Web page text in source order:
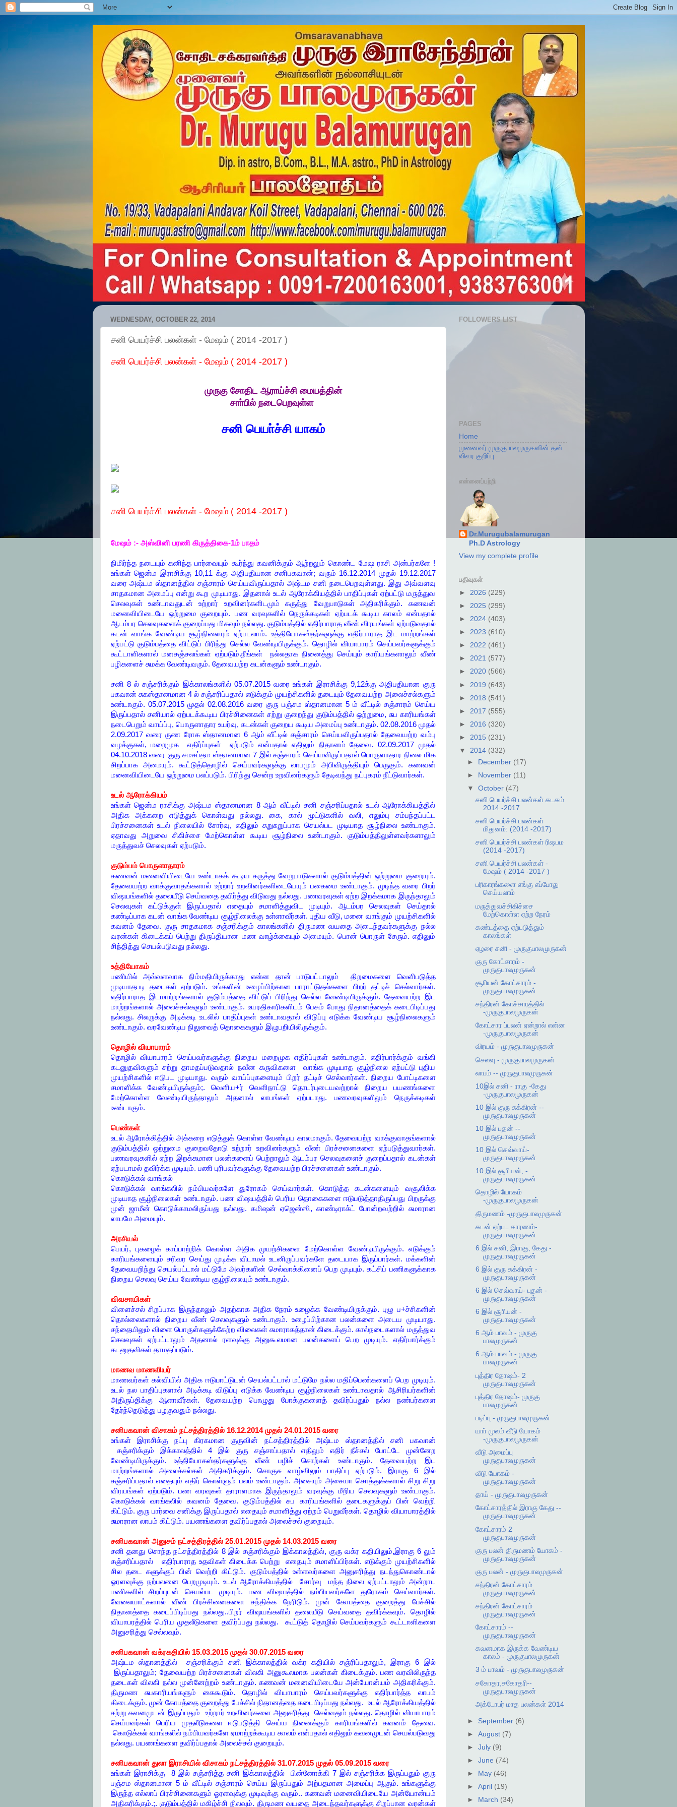
WEDNESDAY, OCTOBER 22, 2014
சனி பெயர்ச்சி பலன்கள் - மேஷம் ( 2014 -2017 )
சனி பெயர்ச்சி பலன்கள் - மேஷம் ( 2014 -2017 )
முருகு சோதிட ஆராய்ச்சி மையத்தின்
சாா்பில் நடைபெறவுள்ள
சனி பெயா்ச்சி யாகம்
சனி பெயர்ச்சி பலன்கள் - மேஷம் ( 2014 -2017 )
மேஷம் :- அஸ்வினி பரணி கிருத்திகை-1ம் பாதம்
நிமிர்ந்த நடையும் கனிந்த பார்வையும் கூர்ந்து கவனிக்கும் ஆற்றலும் கொண்ட மேஷ ராசி அன்பர்களே !
உங்கள் ஜென்ம இராசிக்கு 10,11 க்கு அதிபதியான சனிபகவான்; வரும் 16.12.2014 முதல் 19.12.2017
வரை அஷ்டம ஸ்தானத்தில சஞ்சாரம் செய்யவிருப்பதால் அஷ்டம சனி நடைபெறவுள்ளது. இது அவ்வளவு
சாதகமான அமைப்பு என்று கூற முடியாது. இதனால் உடல் ஆரோக்கியத்தில் பாதிப்புகள் ஏற்பட்டு மருத்துவ
செலவுகள் உண்டாவதுடன் உற்றார் உறவினர்களிடமும் கருத்து வேறுபாடுகள் அதிகரிக்கும். கணவன்
மனைவியிடையே ஒற்றுமை குறையும். பண வரவுகளில் நெருக்கடிகள் ஏற்படக் கூடிய காலம் என்பதால்
ஆடம்பர செலவுகளைக் குறைப்பது மிகவும் நல்லது. குடும்பத்தில் எதிர்பாராத வீண் விரயங்கள் ஏற்படுவதால்
கடன் வாங்க வேண்டிய சூழ்நிலையும் ஏற்படலாம். உத்தியோகஸ்தர்களுக்கு எதிர்பாராத இட மாற்றங்கள்
ஏற்பட்டு குடும்பத்தை விட்டுப் பிரிந்து செல்ல வேண்டியிருக்கும். தொழில் வியாபாரம் செய்பவர்களுக்கும்
கூட்டாளிகளால் மனசஞ்சலங்கள் ஏற்படும்.நீங்கள் நல்லதாக நினைத்து செய்யும் காரியங்களாலும் வீண்
பழிகளைச் சுமக்க வேண்டிவரும். தேவையற்ற கடன்களும் உண்டாகும்.
சனி 8 ல் சஞ்சரிக்கும் இக்காலங்களில் 05.07.2015 வரை உங்கள் இராசிக்கு 9,12க்கு அதிபதியான குரு
பகவான் சுகஸ்தானமான 4 ல் சஞ்சரிப்பதால் எடுக்கும் முயற்சிகளில் தடையும் தேவையற்ற அலைச்சல்களும்
உண்டாகும். 05.07.2015 முதல் 02.08.2016 வரை குரு பஞ்சம ஸ்தானமான 5 ம் வீட்டில் சஞ்சாரம் செய்ய
இருப்பதால் சனியால் ஏற்படக்கூடிய பிரச்சினைகள் சற்று குறைந்து குடும்பத்தில் ஒற்றுமை, சுப காரியங்கள்
நடைபெறும் வாய்ப்பு, பொருளாதார உயர்வு, கடன்கள் குறைய கூடிய அமைப்பு உண்டாகும். 02.08.2016 முதல்
2.09.2017 வரை ருண ரோக ஸ்தானமான 6 ஆம் வீட்டில் சஞ்சாரம் செய்யவிருப்பதால் தேவையற்ற வம்பு
வழக்குகள், மறைமுக எதிர்ப்புகள் ஏற்படும் என்பதால் எதிலும் நிதானம் தேவை. 02.09.2017 முதல்
04.10.2018 வரை குரு சமசப்தம ஸ்தானமான 7 இல் சஞ்சாரம் செய்யவிருப்பதால் பொருளாதார நிலை மிக
சிறப்பாக அமையும். கூட்டுத்தொழில் செய்பவர்களுக்கு லாபமும் அபிவிருத்தியும் பெருகும். கணவன்
மனைவியிடையே ஒற்றுமை பலப்படும். பிரிந்து சென்ற உறவினர்களும் தேடிவந்து நட்புகரம் நீட்டுவார்கள்.
உடல் ஆரோக்கியம்
உங்கள் ஜென்ம ராசிக்கு அஷ்டம ஸ்தானமான 8 ஆம் வீட்டில் சனி சஞ்சரிப்பதால் உடல் ஆரோக்கியத்தில்
அதிக அக்கறை எடுத்துக் கொள்வது நல்லது. கை, கால் மூட்டுகளில் வலி, எலும்பு சம்பந்தப்பட்ட
பிரச்சனைகள் உடல் நிலையில் சோர்வு, எதிலும் சுறுசுறுப்பாக செயல்பட முடியாத சூழ்நிலை உண்டாகும்.
ஏதாவது அறுவை சிகிச்சை மேற்கொள்ள கூடிய சூழ்நிலை உண்டாகும். குடும்பத்திலுள்ளவர்களாலும்
மருத்துவச் செலவுகள் ஏற்படும்.
குடும்பம் பொருளாதாரம்
கணவன் மனைவியிடையே உண்டாகக் கூடிய கருத்து வேறுபாடுகளால் குடும்பத்தின் ஒற்றுமை குறையும்.
தேவையற்ற வாக்குவாதங்களால் உற்றார் உறவினர்களிடையேயும் பகைமை உண்டாகும். முடிந்த வரை பிறர்
விஷயங்களில் தலையீடு செய்வதை தவிர்த்து விடுவது நல்லது. பணவரவுகள் ஏற்ற இறக்கமாக இருந்தாலும்
செலவுகள் கட்டுக்குள் இருப்பதால் எதையும் சமாளித்துவிட முடியும். ஆடம்பர செலவுகள் செய்தால்
கண்டிப்பாக கடன் வாங்க வேண்டிய சூழ்நிலைக்கு உள்ளாவீர்கள். புதிய வீடு, மனை வாங்கும் முயற்சிகளில்
கவனம் தேவை. குரு சாதகமாக சஞ்சரிக்கும் காலங்களில் திருமண வயதை அடைந்தவர்களுக்கு நல்ல
வரன்கள் கிடைக்கப் பெற்று திருப்தியான மண வாழ்க்கையும் அமையும். பொன் பொருள் சேரும். எதிலும்
சிந்தித்து செயல்படுவது நல்லது.
உத்தியோகம்
பணியில் அவ்வளவாக நிம்மதியிருக்காது என்ன தான் பாடுபட்டாலும் திறமைகளை வெளிபடுத்த
முடியாதபடி தடைகள் ஏற்படும். உங்களின் உழைப்பிற்கான பாராட்டுதல்களை பிறர் தட்டிச் செல்வார்கள்.
எதிர்பாராத இடமாற்றங்களால் குடும்பத்தை விட்டுப் பிரிந்து செல்ல வேண்டியிருக்கும். தேவையற்ற இட
மாற்றங்களால் அலைச்சல்களும் உண்டாகும். உயரதிகாரிகளிடம் பேசும் போது நிதானத்தைக் கடைபிடிப்பது
நல்லது. சிலருக்கு அடிக்கடி உடலில் பாதிப்புகள் உண்டாவதால் விடுப்பு எடுக்க வேண்டிய சூழ்நிலைகளும்
உண்டாகும். வரவேண்டிய நிலுவைத் தொகைகளும் இழுபறியிலிருக்கும்.
தொழில் வியாபாரம்
தொழில் வியாபாரம் செய்பவர்களுக்கு நிறைய மறைமுக எதிர்ப்புகள் உண்டாகும். எதிர்பார்க்கும் வங்கி
கடனுதவிகளும் சற்று தாமதப்படுவதால் நவீன கருவிகளை வாங்க முடியாத சூழ்நிலை ஏற்பட்டு புதிய
முயற்சிகளில் ஈடுபட முடியாது. வரும் வாய்ப்புகளையும் பிறர் தட்டிச் செல்வார்கள். நிறைய போட்டிகளை
சமாளிக்க வேண்டியிருக்கும்;. வெளிய+ர் வெளிநாட்டு தொடர்புடையவற்றால் நிறைய பயணங்களை
மேற்கொள்ள வேண்டியிருந்தாலும் அதனால் லாபங்கள் ஏற்படாது. பணவரவுகளிலும் நெருக்கடிகள்
உண்டாகும்.
பெண்கள்
உடல் ஆரோக்கித்தில் அக்கறை எடுத்துக் கொள்ள வேண்டிய காலமாகும். தேவையற்ற வாக்குவாதங்களால்
குடும்பத்தில் ஒற்றுமை குறைவதோடு உற்றார் உறவினர்களும் வீண் பிரச்சனைகளை ஏற்படுத்துவார்கள்.
பணவரவுகளில் ஏற்ற இறக்கமான பலன்களைப் பெற்றாலும் ஆடம்பர செலவுகளைச் குறைப்பதால் கடன்கள்
ஏற்படாமல் தவிர்க்க முடியும். பணி புரிபவர்களுக்கு தேவையற்ற பிரச்சனைகள் உண்டாகும்.
கொடுக்கல் வாங்கல்
கொடுக்கல் வாங்கலில் நம்பியவர்களே துரோகம் செய்வார்கள். கொடுத்த கடன்களையும் வசூலிக்க
முடியாத சூழ்நிலைகள் உண்டாகும். பண விஷயத்தில் பெரிய தொகைகளை ஈடுபடுத்தாதிருப்பது பிறருக்கு
முன் ஜாமீன் கொடுக்காமலிருப்பது நல்லது. கமிஷன் ஏஜென்ஸி, காண்டிராக்ட் போன்றவற்றில் சுமாரான
லாபமே அமையும்.
அரசியல்
பெயர், புகழைக் காப்பாற்றிக் கொள்ள அதிக முயற்சிகளை மேற்கொள்ள வேண்டியிருக்கும். எடுக்கும்
காரியங்களையும் சரிவர செய்து முடிக்க விடாமல் உடனிருப்பவர்களே தடையாக இருப்பார்கள். மக்களின்
தேவையறிந்து செயல்பட்டால் மட்டுமே அவர்களின் செல்வாக்கினைப் பெற முடியும். கட்சிப் பணிகளுக்காக
நிறைய செலவு செய்ய வேண்டிய சூழ்நிலையும் உண்டாகும்.
விவசாயிகள்
விளைச்சல் சிறப்பாக இருந்தாலும் அதற்காக அதிக நேரம் உழைக்க வேண்டியிருக்கும். புழு ப+ச்சிகளின்
தொல்லைகளால் நிறைய வீண் செலவுகளும் உண்டாகும். உழைப்பிற்கான பலன்களை அடைய முடியாது.
சந்தையிலும் விளை பொருள்களுக்கேற்ற விலைகள் சுமாராகத்தான் கிடைக்கும். கால்நடைகளால் மருத்துவ
செலவுகள் ஏற்பட்டாலும் அதனால் ரளவுக்கு அனுகூலமான பலன்களைப் பெற முடியும். எதிர்பார்க்கும்
கடனுதவிகள் தாமதப்படும்.
மாணவ மாணவியர்
மாணவர்கள் கல்வியில் அதிக ஈடுபாட்டுடன் செயல்பட்டால் மட்டுமே நல்ல மதிப்பெண்களைப் பெற முடியும்.
உடல் நல பாதிப்புகளால் அடிக்கடி விடுப்பு எடுக்க வேண்டிய சூழ்நிலைகள் உண்டாவதால் ஆசிரியர்களின்
அதிருப்திக்கு ஆளாவீர்கள். தேவையற்ற பொழுது போக்குகளைத் தவிர்ப்பதும் நல்ல நண்பர்களை
தேர்ந்தெடுத்து பழகுவதும் நல்லது.
சனிபகவான் விசாகம் நட்சத்திரத்தில் 16.12.2014 முதல் 24.01.2015 வரை
உங்கள் இராசிக்கு நட்பு கிரகமான குருவின் நட்சத்திரத்தில் அஷ்டம ஸ்தானத்தில் சனி பகவான்
சஞ்சரிக்கும் இக்காலத்தில் 4 இல் குரு சஞ்சாப்பதால் எதிலும் எதிர் நீச்சல் போட்டே முன்னேற
வேண்டியிருக்கும். உத்தியோகஸ்தர்களுக்கு வீண் பழிச் சொற்கள் உண்டாகும். தேவையற்ற இட
மாற்றங்களால் அலைச்சல்கள் அதிகரிக்கும். சொகுசு வாழ்விலும் பாதிப்பு ஏற்படும். இராகு 6 இல்
சஞ்சரிப்பதால் எதையும் எதிர் கொள்ளும் பலம் உண்டாகும். அசையும் அசையா சொத்துக்களால் சிறு சிறு
விரயங்கள் ஏற்படும். பண வரவுகள் தாராளமாக இருந்தாலும் வரவுக்கு மீறிய செலவுகளும் உண்டாகும்.
கொடுக்கல் வாங்கலில் கவனம் தேவை. குடும்பத்தில் சுப காரியங்களில் தடைகளுக்குப் பின் வெற்றி
கிட்டும். குரு பார்வை சனிக்கு இருப்பதால் எதையும் சமாளித்து ஏற்றம் பெறுவீர்கள். தொழில் வியாபாரத்தில்
சுமாரான லாபம் கிட்டும். பயணங்களை தவிர்ப்பதால் அலைச்சல் குறையும்.
சனிபகவான் அனுசம் நட்சத்திரத்தில் 25.01.2015 முதல் 14.03.2015 வரை
சனி தனது சொந்த நட்சத்திரத்தில் 8 இல் சஞ்சரிக்கும் இக்காலத்தில், குரு வக்ர கதியிலும்,இராகு 6 லும்
சஞ்சரிப்பதால் எதிர்பாராத உதவிகள் கிடைக்க பெற்று எதையும் சமாளிப்பிர்கள். எடுக்கும் முயற்சிகளில்
சில தடை களுக்குப் பின் வெற்றி கிட்டும். குடும்பத்தில் உள்ளவர்களை அனுசரித்து நடந்துகொண்டால்
ஓரளவுக்கு நற்பலனை பெறமுடியும். உடல் ஆரோக்கியத்தில் சோர்வு மந்த நிலை ஏற்பட்டாலும் அன்றாட
பணிகளில் சிறப்புடன் செயல்பட முடியும். பண விஷயத்தில் நம்பியவர்களே துரோகம் செய்வார்கள்.
வேலையாட்களால் வீண் பிரச்சினைகளை சந்திக்க நேரிடும். முன் கோபத்தை குறைத்து பேச்சில்
நிதானத்தை கடைப்பிடிப்பது நல்லது..பிறர் விஷயங்களில் தலையீடு செய்வதை தவிர்க்கவும். தொழில்
வியாபரத்தில் பெரிய முதலீடுகளை தவிர்ப்பது நல்லது. கூட்டுத் தொழில் செய்பவர்களும் கூட்டாளிகளை
அனுசரித்து செல்லவும்.
சனிபகவான் வக்ரகதியில் 15.03.2015 முதல் 30.07.2015 வரை
அஷ்டம ஸ்தானத்தில் சஞ்சரிக்கும் சனி இக்காலத்தில் வக்ர கதியில் சஞ்ரிப்பதாலும், இராகு 6 இல்
இருப்பதாலும்; தேவையற்ற பிரச்சனைகள் விலகி அனுகூலமாக பலன்கள் கிடைக்கும். பண வரவிலிருந்த
தடைகள் விலகி நல்ல முன்னேற்றம் உண்டாகும். கணவன் மனைவியிடையே அன்யோன்யம் அதிகரிக்கும்.
திருமண சுபகாரியங்களும் கைகூடும். தொழில் வியாபாரம் செய்பவர்களுக்கு எதிர்பார்த்த லாபம்
கிடைக்கும். முன் கோபத்தை குறைத்து பேச்சில் நிதானத்தை கடைபிடிப்பது நல்லது. உடல் ஆரோக்கியத்தில்
சற்று கவனமுடன் இருப்பதும் உற்றார் உறவினர்களை அனுசரித்து செல்வதும் நல்லது. தொழில் வியாபாரம்
செய்பவர்கள் பெரிய முதலீடுகளை ஈடுபடுத்தி செய்ய நினைக்கும் காரியங்களில் கவனம் தேவை.
கொடுக்கல் வாங்கலில் நம்பியவர்களே ஏமாற்றக்கூடிய காலம் என்பதால் எதிலும் கவனமுடன் செயல்படுவது
நல்லது. பயணங்களை தவிர்ப்பதால் அலைச்சல் குறையும்.
சனிபகவான் துலா இராசியில் விசாகம் நட்சத்திரத்தில் 31.07.2015 முதல் 05.09.2015 வரை
உங்கள் இராசிக்கு 8 இல் சஞ்சரித்த சனி இக்காலத்தில் பின்னோக்கி 7 இல் சஞ்சரிக்க இருப்பதும் குரு
பஞ்சம ஸ்தானமான 5 ம் வீட்டில் சஞ்சாரம் செய்ய இருப்பதும் அற்பதமான அமைப்பு ஆகும். உங்களுக்கு
இருந்த எல்லாப் பிரச்சினைகளும் ஓரளவுக்கு முடிவுக்கு வரும்.. கணவன் மனைவியிடையே அன்யோன்யம்
அதிகரிக்கும்.;. குடும்பத்தில் மகிழ்ச்சி நிலவும். திருமண வயதை அடைந்தவர்களுக்கு சிறப்பான வரன்கள்
FOLLOWERS LIST
PAGES
Home
முனைவர் முருகுபாலமுருகனின் தன்
விவர குறிப்பு
என்னைப்பற்றி
Dr.Murugubalamurugan
Ph.D Astrology
View my complete profile
பதிவுகள்
► 2026 (229)
► 2025 (299)
► 2024 (403)
► 2023 (610)
► 2022 (461)
► 2021 (577)
► 2020 (566)
► 2019 (643)
► 2018 (541)
► 2017 (555)
► 2016 (320)
► 2015 (231)
▼ 2014 (332)
►
December (17)
►
November (11)
▼ October (47)
சனி பெயர்ச்சி பலன்கள் கடகம்
2014 -2017
சனி பெயர்ச்சி பலன்கள்
மிதுனம்: (2014 -2017)
சனி பெயர்ச்சி பலன்கள் ரிஷபம
(2014 -2017)
சனி பெயர்ச்சி பலன்கள் -
மேஷம் ( 2014 -2017 )
பரிகாரங்களை எங்கு எப்போது
செய்யலாம்
மருத்துவச்சிகிச்சை
மேற்கொள்ள ஏற்ற நேரம்
கண்டத்தை ஏற்படுத்தும்
காலங்கள்
ஏழரை சனி - முருகுபாலமுருகன்
குரு கோட்சாரம் -
முருகுபாலமுருகன்
சூாியன் கோட்சாரம் -
முருகுபாலமுருகன்
சந்திரன் கோச்சாரத்தில்
-முருகுபாலமுருகன்
கோட்சார ப்பலன் ஏன்றால் என்ன
-முருகுபாலமுருகன்
விரயம் - முருகுபாலமுருகன்
செலவு - முருகுபாலமுருகன்
லாபம் -- முருகுபாலமுருகன்
10இல் சனி - ராகு -கேது
-முருகுபாலமுருகன்
10 இல் குரு சுக்கிரன் --
முருகுபாலமுருகன்
10 இல் புதன் --
முருகுபாலமுருகன்
10 இல் செவ்வாய்-
முருகுபாலமுருகன்
10 இல் சூாியன், -
முருகுபாலமுருகன்
தொழில் யோகம்
-முருகுபாலமுருகன்
திருமணம் -முருகுபாலமுருகன்
கடன் ஏற்பட காரணம்-
முருகுபாலமுருகன்
6 இல் சனி, இராகு, கேது -
முருகுபாலமுருகன்
6 இல் குரு சுக்கிரன் -
முருகுபாலமுருகன்
6 இல் செவ்வாய்- புதன் -
முருகுபாலமுருகன்
6 இல் சூாியன் -
முருகுபாலமுருகன்
6 ஆம் பாவம் - முருகு
பாலமுருகன்
6 ஆம் பாவம் - முருகு
பாலமுருகன்
புத்திர தோஷம்- 2
முருகுபாலமுருகன்
புத்திர தோஷம்- முருகு
பாலமுருகன்
படிப்பு - முருகுபாலமுருகன்
யாா் முலம் வீடு யோகம்
-முருகுபாலமுருகன்
வீடு அமைப்பு
முருகுபாலமுருகன்
வீடு யோகம் -
முருகுபாலமுருகன்
தாய் - முருகுபாலமுருகன்
கோட்சாரத்தில் இராகு கேது --
முருகுபாலமுருகன்
கோட்சாரம் 2
முருகுபாலமுருகன்
குரு பலன் திருமணம் யோகம் -
முருகுபாலமுருகன்
குரு பலன் - முருகுபாலமுருகன்
சந்திரன் கோட்சாரம்
முருகுபாலமுருகன்
சந்திரன் கோட்சாரம்
முருகுபாலமுருகன்
கோட்சாரம் --
முருகுபாலமுருகன்
கவனமாக இருக்க வேண்டிய
காலம் - முருகுபாலமுருகன்
3 ம் பாவம் - முருகுபாலமுருகன்
சகோதர,சகோதரி--
முருகுபாலமுருகன்
அக்டோபர் மாத பலன்கள் 2014
► September (6)
► August (7)
► July (9)
► June (74)
►
May (46)
► April (19)
►
March (34)